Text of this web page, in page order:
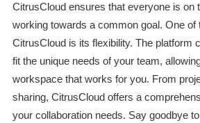
CitrusCloud ensures that everyone is on
working towards a common goal. One of
CitrusCloud is its flexibility. The platform
fit the unique needs of your team,
workspace that works for you. From
sharing, CitrusCloud offers a
your collaboration needs. Say goodbye